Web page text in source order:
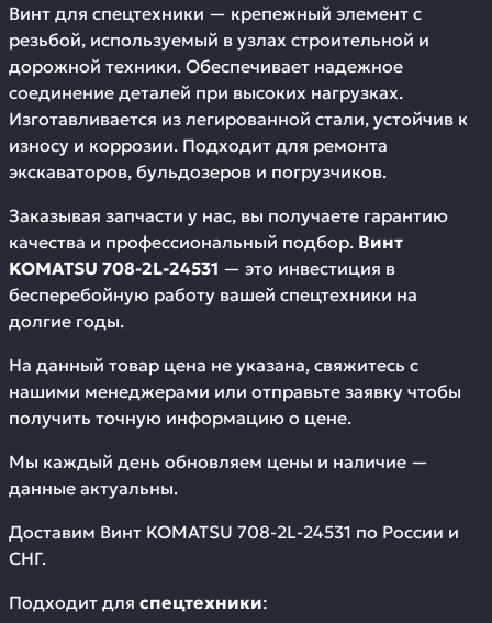
Винт для спецтехники — крепежный элемент с
резьбой, используемый в узлах строительной и
дорожной техники. Обеспечивает надежное
соединение деталей при высоких нагрузках.
Изготавливается из легированной стали, устойчив к
износу и коррозии. Подходит для ремонта
экскаваторов, бульдозеров и погрузчиков.
Заказывая запчасти у нас, вы получаете гарантию
качества и профессиональный подбор. Винт
KOMATSU 708-2L-24531 — это инвестиция в
бесперебойную работу вашей спецтехники на
долгие годы.
На данный товар цена не указана, свяжитесь с
нашими менеджерами или отправьте заявку чтобы
получить точную информацию о цене.
Мы каждый день обновляем цены и наличие —
данные актуальны.
Доставим Винт KOMATSU 708-2L-24531 по России и
СНГ.
Подходит для спецтехники: